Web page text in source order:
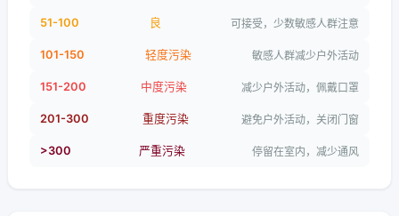
51-100 良 可接受，少数敏感人群注意
101-150 轻度污染 敏感人群减少户外活动
151-200 中度污染 减少户外活动，佩戴口罩
201-300 重度污染 避免户外活动，关闭门窗
>300 严重污染 停留在室内，减少通风